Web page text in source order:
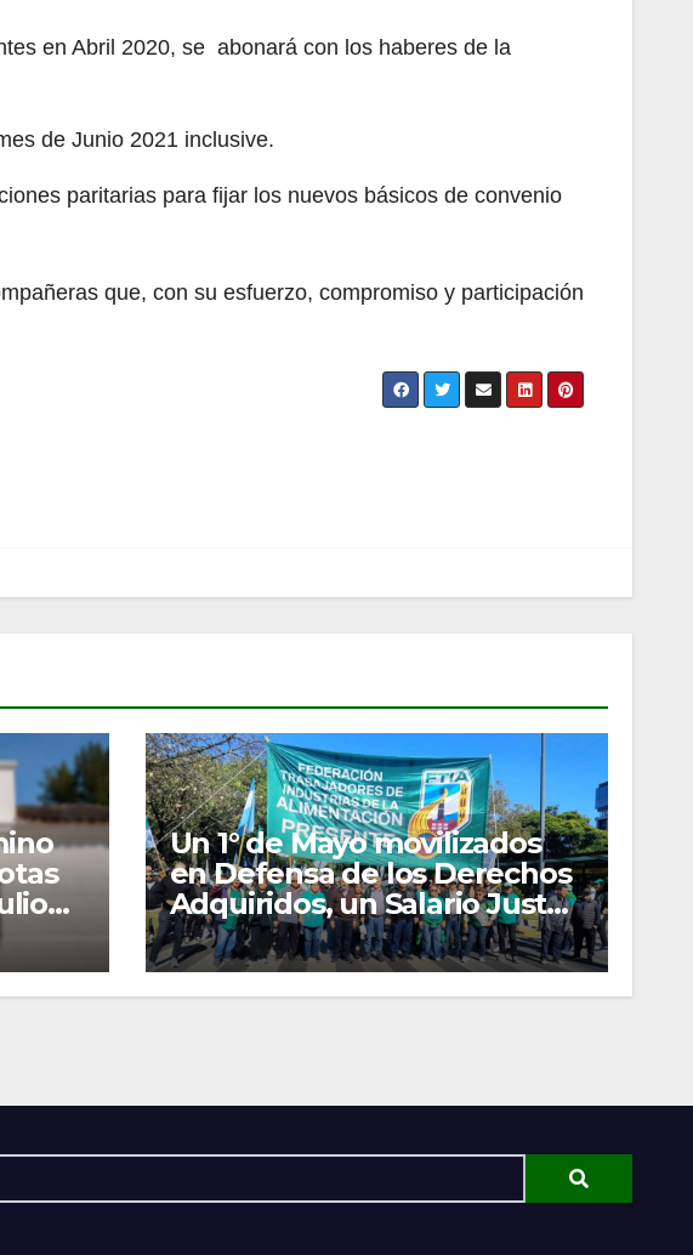
en Abril 2020, se abonará con los haberes de la
de Junio 2021 inclusive.
paritarias para fijar los nuevos básicos de convenio
que, con su esfuerzo, compromiso y participación
Un 1° de Mayo movilizados
en Defensa de los Derechos
Adquiridos, un Salario Justo
y las Organizaciones
Gremiales